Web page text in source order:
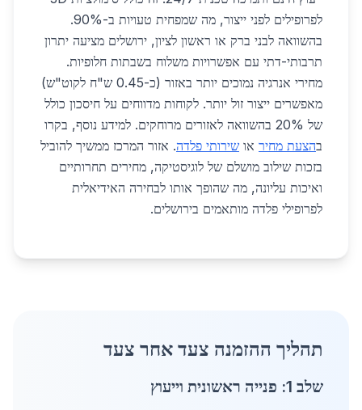
לפרופילים לפני ייצור, מה שמפחית טעויות ב-90%.
בהשוואה לבני ברק או ראשון לציון, ירושלים מציעה יתרון
תרבותי-דתי עם אפשרויות משלוח בשבתות חלופיות.
מחירי אנרגיה נמוכים יותר באזור (כ-0.45 ש"ח לקוט"ש)
מאפשרים ייצור זול יותר. לקוחות מדווחים על חיסכון כולל
של 20% בהשוואה לאזורים מרוחקים. למידע נוסף, בקרו
בהצעת מחיר או שירותי פלדה. אזור המרכז ממשיך להוביל
בזכות שילוב מושלם של לוגיסטיקה, מחירים תחרותיים
ואיכות עליונה, מה שהופך אותו לבחירה האידיאלית
לפרופילי פלדה מותאמים בירושלים.
תהליך ההזמנה צעד אחר צעד
שלב 1: פנייה ראשונית וייעוץ